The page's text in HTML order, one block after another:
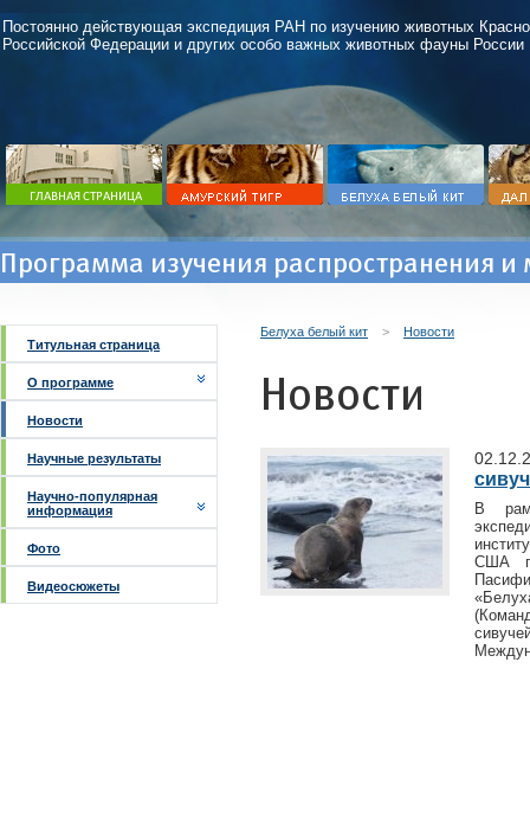
Постоянно действующая экспедиция РАН по изучению животных
Российской Федерации и других особо важных животных фауны России
Программа изучения распространения и
Титульная страница
О программе
Новости
Научные результаты
Научно-популярная
информация
Фото
Видеосюжеты
Белуха белый кит > Новости
Новости
В
США